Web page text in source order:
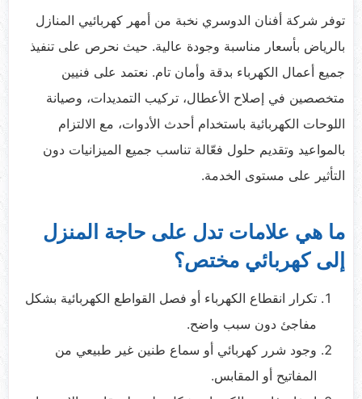
توفر شركة أفنان الدوسري نخبة من أمهر كهربائيي المنازل
بالرياض بأسعار مناسبة وجودة عالية. حيث نحرص على تنفيذ
جميع أعمال الكهرباء بدقة وأمان تام. نعتمد على فنيين
متخصصين في إصلاح الأعطال، تركيب التمديدات، وصيانة
اللوحات الكهربائية باستخدام أحدث الأدوات، مع الالتزام
بالمواعيد وتقديم حلول فعّالة تناسب جميع الميزانيات دون
التأثير على مستوى الخدمة.
ما هي علامات تدل على حاجة المنزل
إلى كهربائي مختص؟
تكرار انقطاع الكهرباء أو فصل القواطع الكهربائية بشكل
مفاجئ دون سبب واضح.
وجود شرر كهربائي أو سماع طنين غير طبيعي من
المفاتيح أو المقابس.